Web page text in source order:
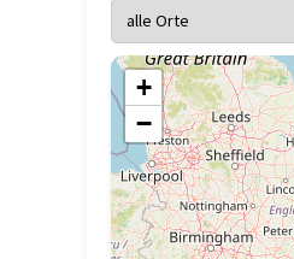
+
−